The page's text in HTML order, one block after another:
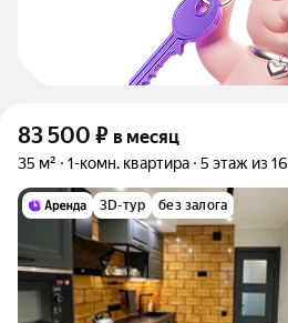
83 500 ₽ в месяц
35 м² 1-комн. квартира 5 этаж из 16
3D-тур без залога